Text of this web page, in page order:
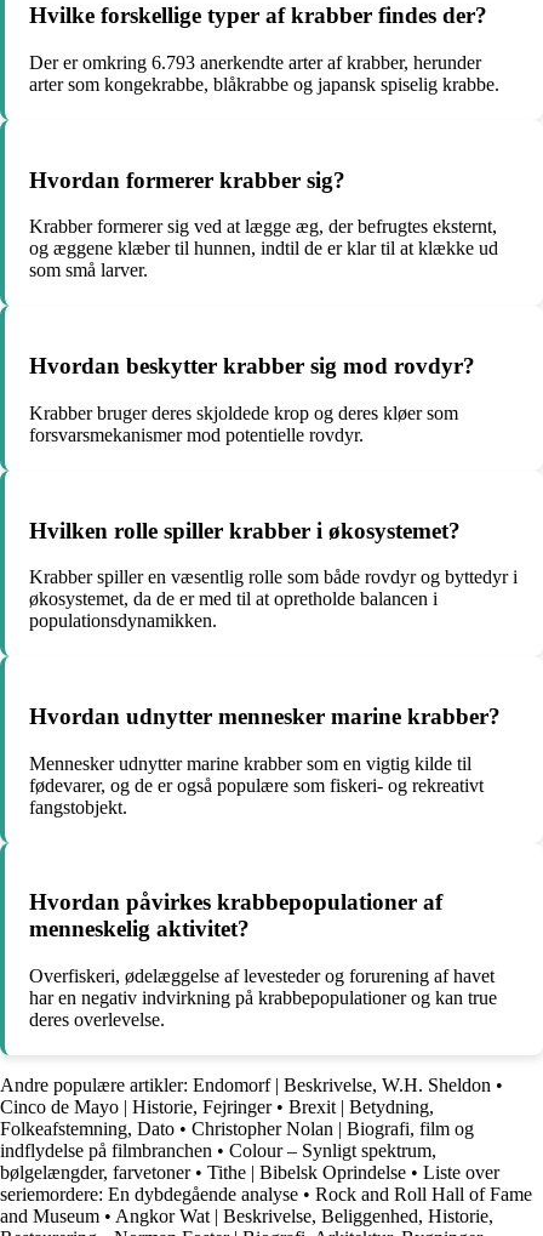
Hvilke forskellige typer af krabber findes der?
Der er omkring 6.793 anerkendte arter af krabber, herunder
arter som kongekrabbe, blåkrabbe og japansk spiselig krabbe.
Hvordan formerer krabber sig?
Krabber formerer sig ved at lægge æg, der befrugtes eksternt,
og æggene klæber til hunnen, indtil de er klar til at klække ud
som små larver.
Hvordan beskytter krabber sig mod rovdyr?
Krabber bruger deres skjoldede krop og deres kløer som
forsvarsmekanismer mod potentielle rovdyr.
Hvilken rolle spiller krabber i økosystemet?
Krabber spiller en væsentlig rolle som både rovdyr og byttedyr i
økosystemet, da de er med til at opretholde balancen i
populationsdynamikken.
Hvordan udnytter mennesker marine krabber?
Mennesker udnytter marine krabber som en vigtig kilde til
fødevarer, og de er også populære som fiskeri- og rekreativt
fangstobjekt.
Hvordan påvirkes krabbepopulationer af
menneskelig aktivitet?
Overfiskeri, ødelæggelse af levesteder og forurening af havet
har en negativ indvirkning på krabbepopulationer og kan true
deres overlevelse.
Andre populære artikler: Endomorf | Beskrivelse, W.H. Sheldon •
Cinco de Mayo | Historie, Fejringer• Brexit | Betydning,
Folkeafstemning, Dato • Christopher Nolan | Biografi, film og
indflydelse på filmbranchen • Colour – Synligt spektrum,
bølgelængder, farvetoner• Tithe | Bibelsk Oprindelse • Liste over
seriemordere: En dybdegående analyse • Rock and Roll Hall of Fame
and Museum • Angkor Wat | Beskrivelse, Beliggenhed, Historie,